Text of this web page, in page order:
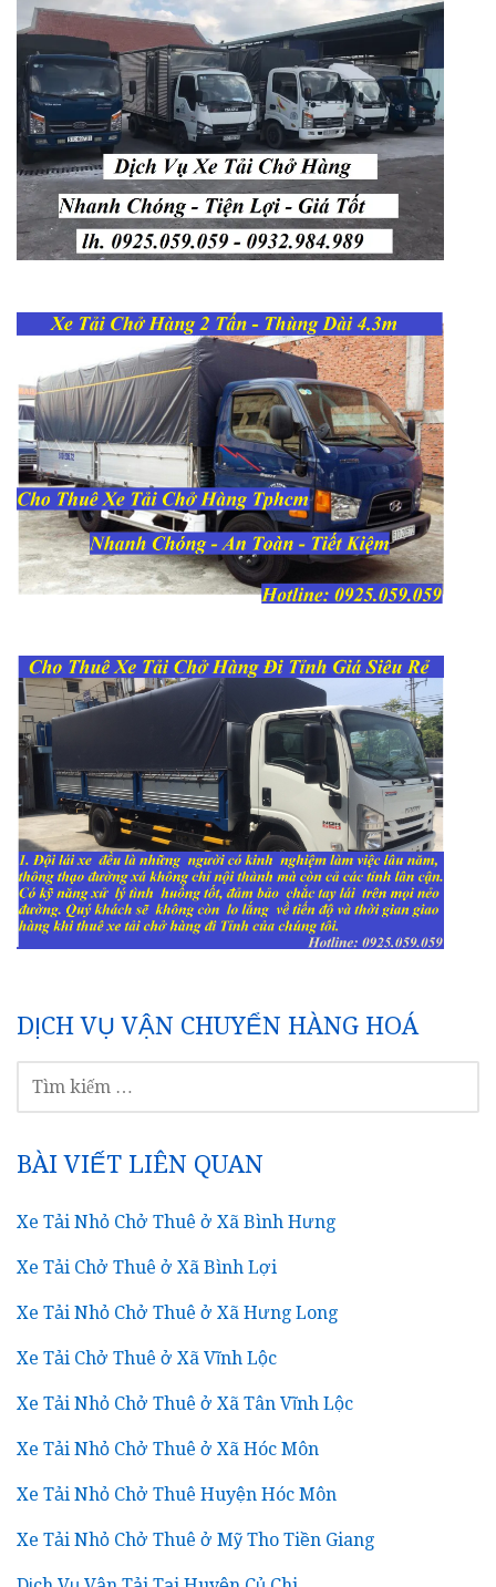
DỊCH VỤ VẬN CHUYỂN HÀNG HOÁ
KIẾM
BÀI VIẾT LIÊN QUAN
Xe Tải Nhỏ Chở Thuê ở Xã Bình Hưng
Xe Tải Chở Thuê ở Xã Bình Lợi
Xe Tải Nhỏ Chở Thuê ở Xã Hưng Long
Xe Tải Chở Thuê ở Xã Vĩnh Lộc
Xe Tải Nhỏ Chở Thuê ở Xã Tân Vĩnh Lộc
Xe Tải Nhỏ Chở Thuê ở Xã Hóc Môn
Xe Tải Nhỏ Chở Thuê Huyện Hóc Môn
Xe Tải Nhỏ Chở Thuê ở Mỹ Tho Tiền Giang